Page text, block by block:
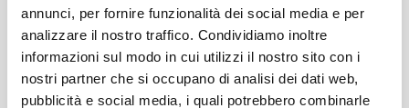
annunci, per fornire funzionalità dei social media e per
analizzare il nostro traffico. Condividiamo inoltre
informazioni sul modo in cui utilizzi il nostro sito con i
nostri partner che si occupano di analisi dei dati web,
pubblicità e social media, i quali potrebbero combinarle
Instruction manual
CRANK MATERIAL
Forged alloy - CNC